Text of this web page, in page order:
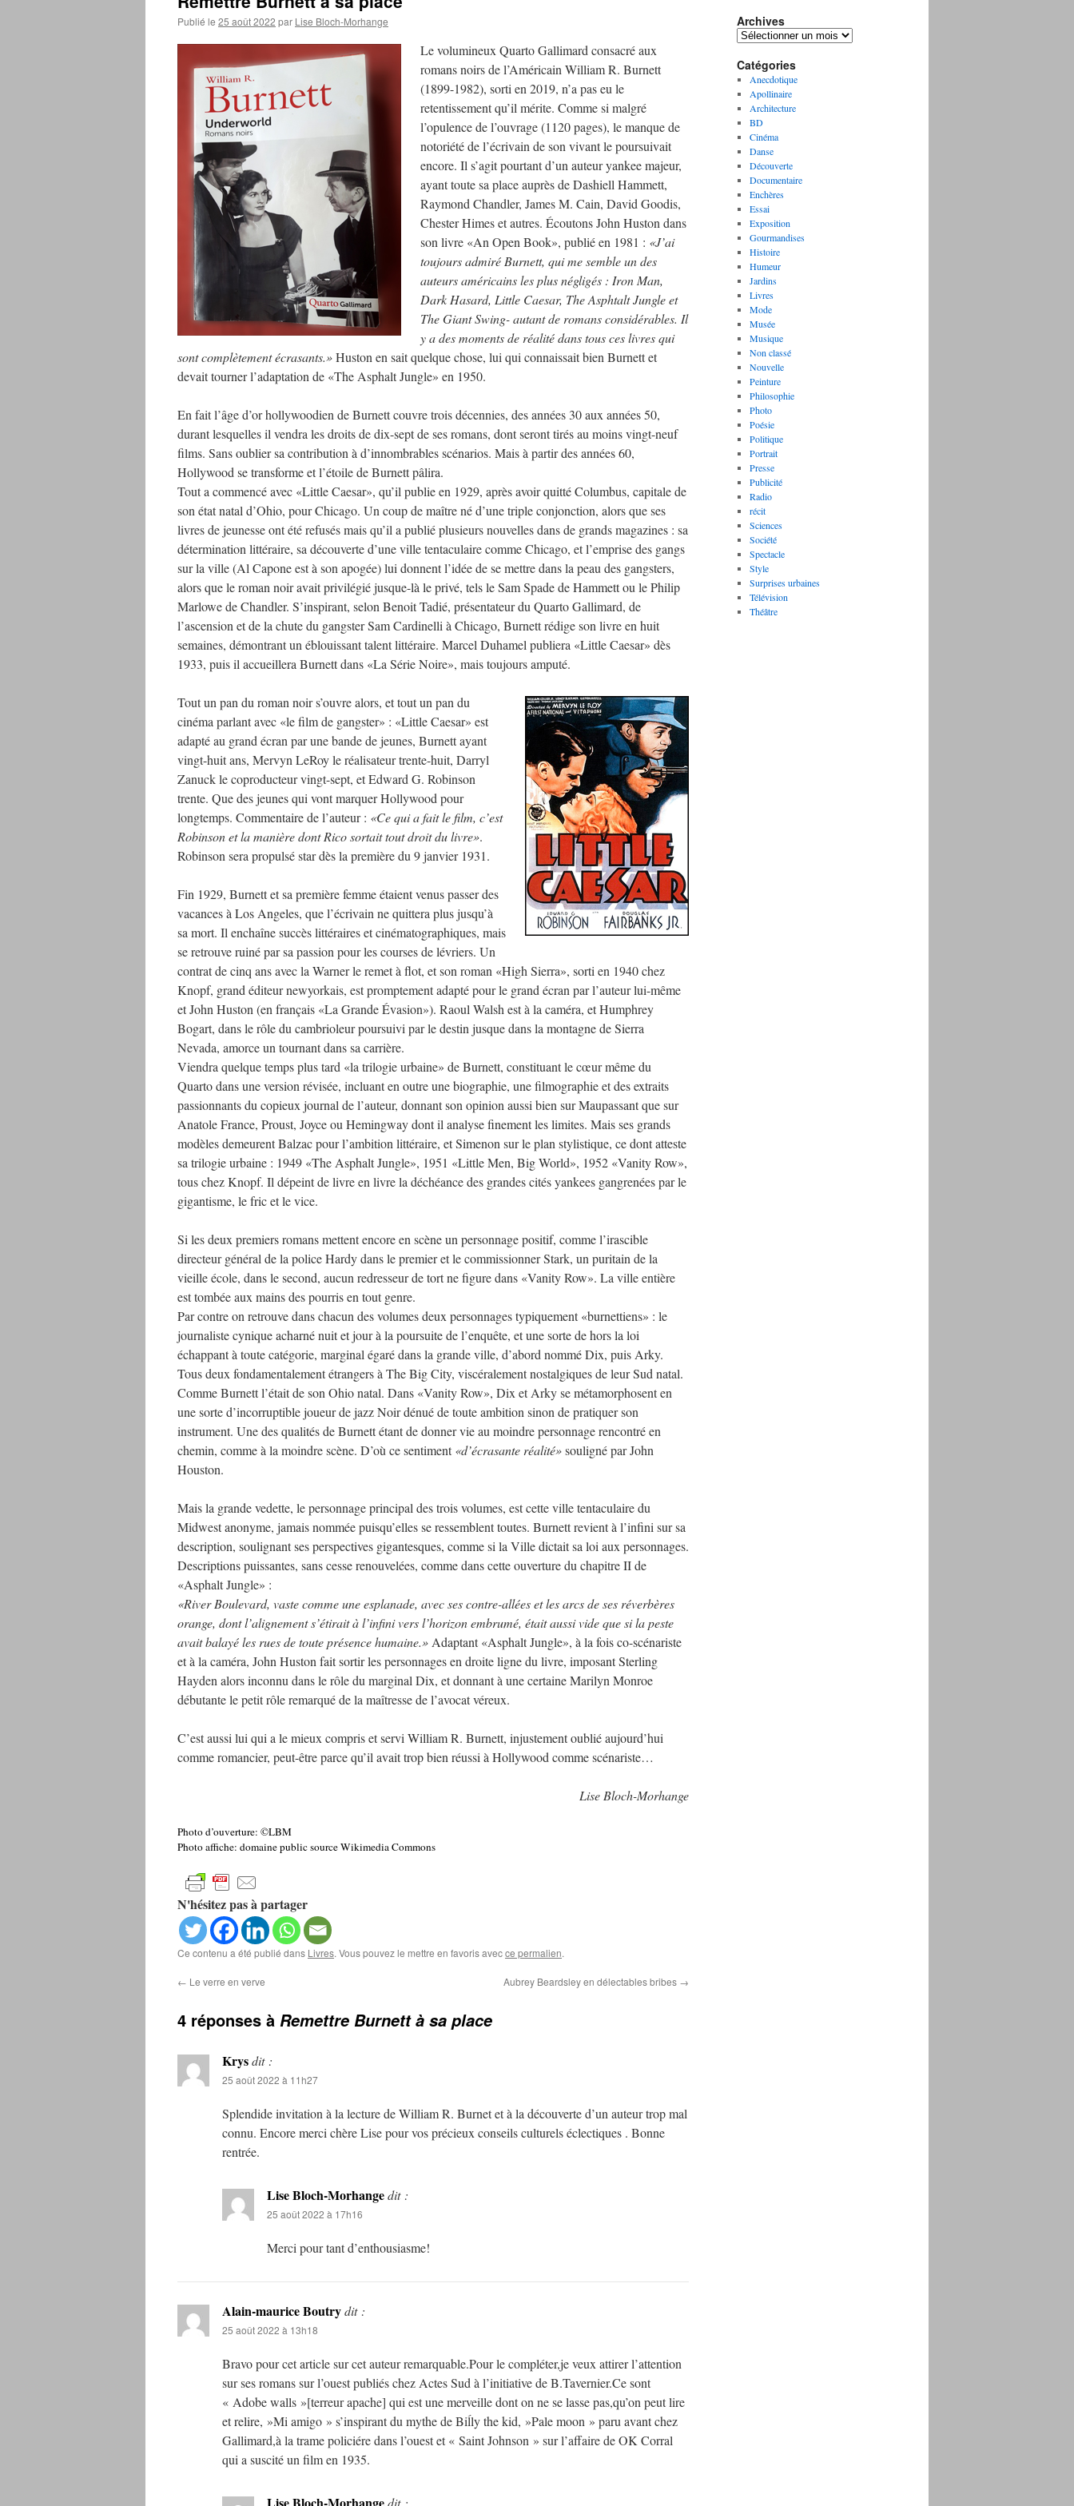
Publié le 25 août 2022 par Lise Bloch-Morhange
Le volumineux Quarto Gallimard consacré aux
romans noirs de l’Américain William R. Burnett
(1899-1982), sorti en 2019, n’a pas eu le
retentissement qu’il mérite. Comme si malgré
l’opulence de l’ouvrage (1120 pages), le manque de
notoriété de l’écrivain de son vivant le poursuivait
encore. Il s’agit pourtant d’un auteur yankee majeur,
ayant toute sa place auprès de Dashiell Hammett,
Raymond Chandler, James M. Cain, David Goodis,
Chester Himes et autres. Écoutons John Huston dans
son livre «An Open Book», publié en 1981 : «J’ai
toujours admiré Burnett, qui me semble un des
auteurs américains les plus négligés : Iron Man,
Dark Hasard, Little Caesar, The Asphtalt Jungle et
The Giant Swing- autant de romans considérables. Il
y a des moments de réalité dans tous ces livres qui
sont complètement écrasants.»Huston en sait quelque chose, lui qui connaissait bien Burnett et
devait tourner l’adaptation de «The Asphalt Jungle» en 1950.
En fait l’âge d’or hollywoodien de Burnett couvre trois décennies, des années 30 aux années 50,
durant lesquelles il vendra les droits de dix-sept de ses romans, dont seront tirés au moins vingt-neuf
films. Sans oublier sa contribution à d’innombrables scénarios. Mais à partir des années 60,
Hollywood se transforme et l’étoile de Burnett pâlira.
Tout a commencé avec «Little Caesar», qu’il publie en 1929, après avoir quitté Columbus, capitale de
son état natal d’Ohio, pour Chicago. Un coup de maître né d’une triple conjonction, alors que ses
livres de jeunesse ont été refusés mais qu’il a publié plusieurs nouvelles dans de grands magazines : sa
détermination littéraire, sa découverte d’une ville tentaculaire comme Chicago, et l’emprise des gangs
sur la ville (Al Capone est à son apogée) lui donnent l’idée de se mettre dans la peau des gangsters,
alors que le roman noir avait privilégié jusque-là le privé, tels le Sam Spade de Hammett ou le Philip
Marlowe de Chandler. S’inspirant, selon Benoit Tadié, présentateur du Quarto Gallimard, de
l’ascension et de la chute du gangster Sam Cardinelli à Chicago, Burnett rédige son livre en huit
semaines, démontrant un éblouissant talent littéraire. Marcel Duhamel publiera «Little Caesar» dès
1933, puis il accueillera Burnett dans «La Série Noire», mais toujours amputé.
Tout un pan du roman noir s’ouvre alors, et tout un pan du
cinéma parlant avec «le film de gangster» : «Little Caesar» est
adapté au grand écran par une bande de jeunes, Burnett ayant
vingt-huit ans, Mervyn LeRoy le réalisateur trente-huit, Darryl
Zanuck le coproducteur vingt-sept, et Edward G. Robinson
trente. Que des jeunes qui vont marquer Hollywood pour
longtemps. Commentaire de l’auteur : «Ce qui a fait le film, c’est
Robinson et la manière dont Rico sortait tout droit du livre».
Robinson sera propulsé star dès la première du 9 janvier 1931.
Fin 1929, Burnett et sa première femme étaient venus passer des
vacances à Los Angeles, que l’écrivain ne quittera plus jusqu’à
sa mort. Il enchaîne succès littéraires et cinématographiques, mais
se retrouve ruiné par sa passion pour les courses de lévriers. Un
contrat de cinq ans avec la Warner le remet à flot, et son roman «High Sierra», sorti en 1940 chez
Knopf, grand éditeur newyorkais, est promptement adapté pour le grand écran par l’auteur lui-même
et John Huston (en français «La Grande Évasion»). Raoul Walsh est à la caméra, et Humphrey
Bogart, dans le rôle du cambrioleur poursuivi par le destin jusque dans la montagne de Sierra
Nevada, amorce un tournant dans sa carrière.
Viendra quelque temps plus tard «la trilogie urbaine» de Burnett, constituant le cœur même du
Quarto dans une version révisée, incluant en outre une biographie, une filmographie et des extraits
passionnants du copieux journal de l’auteur, donnant son opinion aussi bien sur Maupassant que sur
Anatole France, Proust, Joyce ou Hemingway dont il analyse finement les limites. Mais ses grands
modèles demeurent Balzac pour l’ambition littéraire, et Simenon sur le plan stylistique, ce dont atteste
sa trilogie urbaine : 1949 «The Asphalt Jungle», 1951 «Little Men, Big World», 1952 «Vanity Row»,
tous chez Knopf. Il dépeint de livre en livre la déchéance des grandes cités yankees gangrenées par le
gigantisme, le fric et le vice.
Si les deux premiers romans mettent encore en scène un personnage positif, comme l’irascible
directeur général de la police Hardy dans le premier et le commissionner Stark, un puritain de la
vieille école, dans le second, aucun redresseur de tort ne figure dans «Vanity Row». La ville entière
est tombée aux mains des pourris en tout genre.
Par contre on retrouve dans chacun des volumes deux personnages typiquement «burnettiens» : le
journaliste cynique acharné nuit et jour à la poursuite de l’enquête, et une sorte de hors la loi
échappant à toute catégorie, marginal égaré dans la grande ville, d’abord nommé Dix, puis Arky.
Tous deux fondamentalement étrangers à The Big City, viscéralement nostalgiques de leur Sud natal.
Comme Burnett l’était de son Ohio natal. Dans «Vanity Row», Dix et Arky se métamorphosent en
une sorte d’incorruptible joueur de jazz Noir dénué de toute ambition sinon de pratiquer son
instrument. Une des qualités de Burnett étant de donner vie au moindre personnage rencontré en
chemin, comme à la moindre scène. D’où ce sentiment«d’écrasante réalité»souligné par John
Houston.
Mais la grande vedette, le personnage principal des trois volumes, est cette ville tentaculaire du
Midwest anonyme, jamais nommée puisqu’elles se ressemblent toutes. Burnett revient à l’infini sur sa
description, soulignant ses perspectives gigantesques, comme si la Ville dictait sa loi aux personnages.
Descriptions puissantes, sans cesse renouvelées, comme dans cette ouverture du chapitre II de
«Asphalt Jungle» :
«River Boulevard, vaste comme une esplanade, avec ses contre-allées et les arcs de ses réverbères
orange, dont l’alignement s’étirait à l’infini vers l’horizon embrumé, était aussi vide que si la peste
avait balayé les rues de toute présence humaine.» Adaptant «Asphalt Jungle», à la fois co-scénariste
et à la caméra, John Huston fait sortir les personnages en droite ligne du livre, imposant Sterling
Hayden alors inconnu dans le rôle du marginal Dix, et donnant à une certaine Marilyn Monroe
débutante le petit rôle remarqué de la maîtresse de l’avocat véreux.
C’est aussi lui qui a le mieux compris et servi William R. Burnett, injustement oublié aujourd’hui
comme romancier, peut-être parce qu’il avait trop bien réussi à Hollywood comme scénariste…
Lise Bloch-Morhange
Photo d’ouverture: ©LBM
Photo affiche: domaine public source Wikimedia Commons
N'hésitez pas à partager
Ce contenu a été publié dans Livres. Vous pouvez le mettre en favoris avecce permalien.
← Le verre en verve Aubrey Beardsley en délectables bribes →
4 réponses à Remettre Burnett à sa place
Krysdit :
25 août 2022 à 11h27
Splendide invitation à la lecture de William R. Burnet et à la découverte d’un auteur trop mal
connu. Encore merci chère Lise pour vos précieux conseils culturels éclectiques . Bonne
rentrée.
Lise Bloch-Morhangedit :
25 août 2022 à 17h16
Merci pour tant d’enthousiasme!
Alain-maurice Boutrydit :
25 août 2022 à 13h18
Bravo pour cet article sur cet auteur remarquable.Pour le compléter,je veux attirer l’attention
sur ses romans sur l’ouest publiés chez Actes Sud à l’initiative de B.Tavernier.Ce sont
« Adobe walls »[terreur apache] qui est une merveille dont on ne se lasse pas,qu’on peut lire
et relire, »Mi amigo » s’inspirant du mythe de Biĺly the kid, »Pale moon » paru avant chez
Gallimard,à la trame policiére dans l’ouest et « Saint Johnson » sur l’affaire de OK Corral
qui a suscité un film en 1935.
dit :
Archives
A
c
h
i
v
e
s
Catégories
Anecdotique
Apollinaire
Architecture
BD
Cinéma
Danse
Découverte
Documentaire
Enchères
Essai
Exposition
Gourmandises
Histoire
Humeur
Jardins
Livres
Mode
Musée
Musique
Non classé
Nouvelle
Peinture
Philosophie
Photo
Poésie
Politique
Portrait
Presse
Publicité
Radio
récit
Sciences
Société
Spectacle
Style
Surprises urbaines
Télévision
Théâtre